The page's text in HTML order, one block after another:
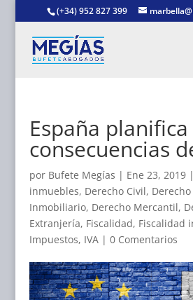
(+34) 952 827 399
España
consecuencias
por Bufete Megías | Ene 23, 2019|
inmuebles, Derecho Civil,
Inmobiliario, Derecho Mercantil,
Extranjería, Fiscalidad, Fiscalidad
Impuestos, IVA| 0 Comentarios